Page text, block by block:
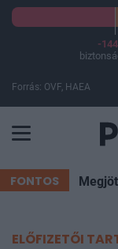
-
Forrás: OVF, HAEA
FONTOS
ELŐFIZETŐI